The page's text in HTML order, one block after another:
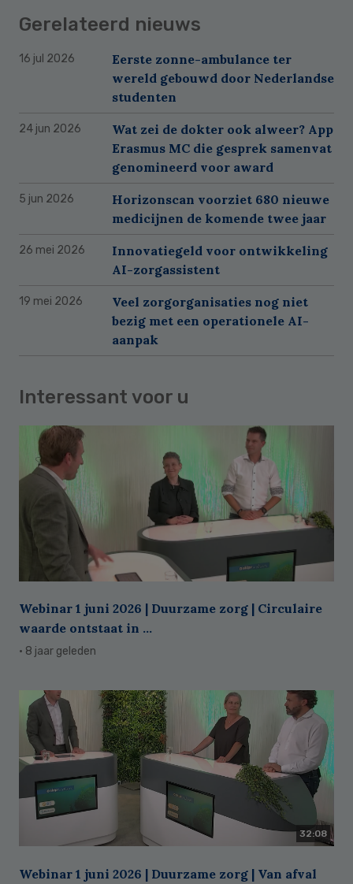
Gerelateerd nieuws
16 jul 2026
Eerste zonne-ambulance ter
wereld gebouwd door Nederlandse
studenten
24 jun 2026
Wat zei de dokter ook alweer? App
Erasmus MC die gesprek samenvat
genomineerd voor award
5 jun 2026
Horizonscan voorziet 680 nieuwe
medicijnen de komende twee jaar
26 mei 2026
Innovatiegeld voor ontwikkeling
AI-zorgassistent
19 mei 2026
Veel zorgorganisaties nog niet
bezig met een operationele AI-
aanpak
Interessant voor u
Webinar 1 juni 2026 | Duurzame zorg | Circulaire
waarde ontstaat in ...
· 8 jaar geleden
32:08
Webinar 1 juni 2026 | Duurzame zorg | Van afval